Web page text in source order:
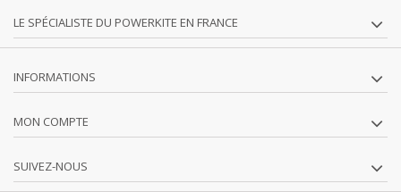
LE SPÉCIALISTE DU POWERKITE EN FRANCE
INFORMATIONS
MON COMPTE
SUIVEZ-NOUS